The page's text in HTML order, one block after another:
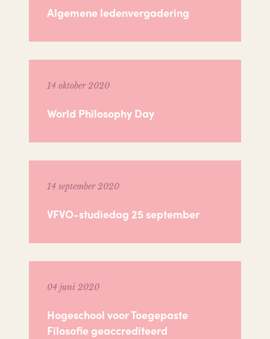
Algemene ledenvergadering
14 oktober 2020
World Philosophy Day
14 september 2020
VFVO-studiedag 25 september
04 juni 2020
Hogeschool voor Toegepaste
Filosofie geaccrediteerd